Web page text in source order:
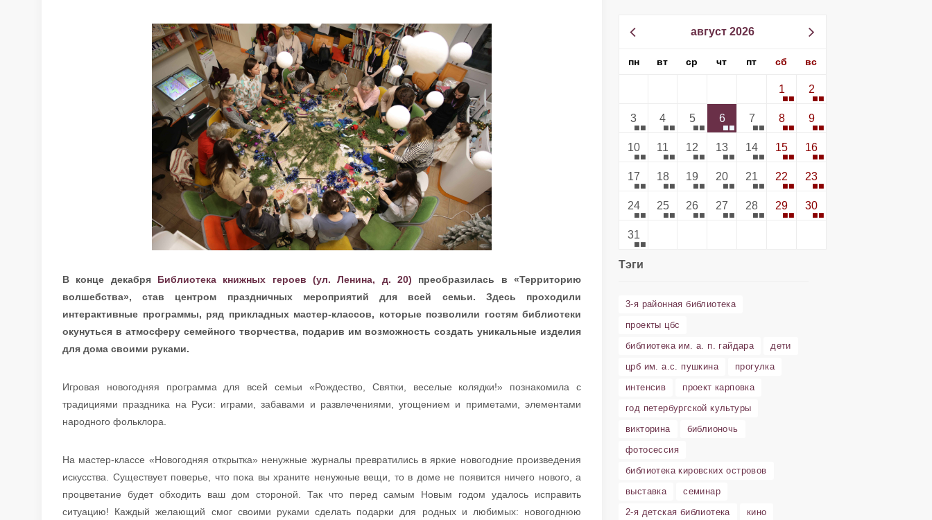
В конце декабря Библиотека книжных героев (ул. Ленина, д. 20) преобразилась в «Территорию
волшебства», став центром праздничных мероприятий для всей семьи. Здесь проходили
интерактивные программы, ряд прикладных мастер-классов, которые позволили гостям библиотеки
окунуться в атмосферу семейного творчества, подарив им возможность создать уникальные изделия
для дома своими руками.
Игровая новогодняя программа для всей семьи «Рождество, Святки, веселые колядки!» познакомила с
традициями праздника на Руси: играми, забавами и развлечениями, угощением и приметами, элементами
народного фольклора.
На мастер-классе «Новогодняя открытка» ненужные журналы превратились в яркие новогодние произведения
искусства. Существует поверье, что пока вы храните ненужные вещи, то в доме не появится ничего нового, а
процветание будет обходить ваш дом стороной. Так что перед самым Новым годом удалось исправить
ситуацию! Каждый желающий смог своими руками сделать подарки для родных и любимых: новогоднюю
август 2026
пн вт ср чт пт сб вс
1 2
3 4 5 6 7 8 9
10 11 12 13 14 15 16
17 18 19 20 21 22 23
24 25 26 27 28 29 30
31
Тэги
3-я районная библиотека
проекты цбс
библиотека им. а. п. гайдара
дети
црб им. а.с. пушкина
прогулка
интенсив
проект карповка
год петербургской культуры
викторина
библионочь
фотосессия
библиотека кировских островов
выставка
семинар
2-я детская библиотека
кино